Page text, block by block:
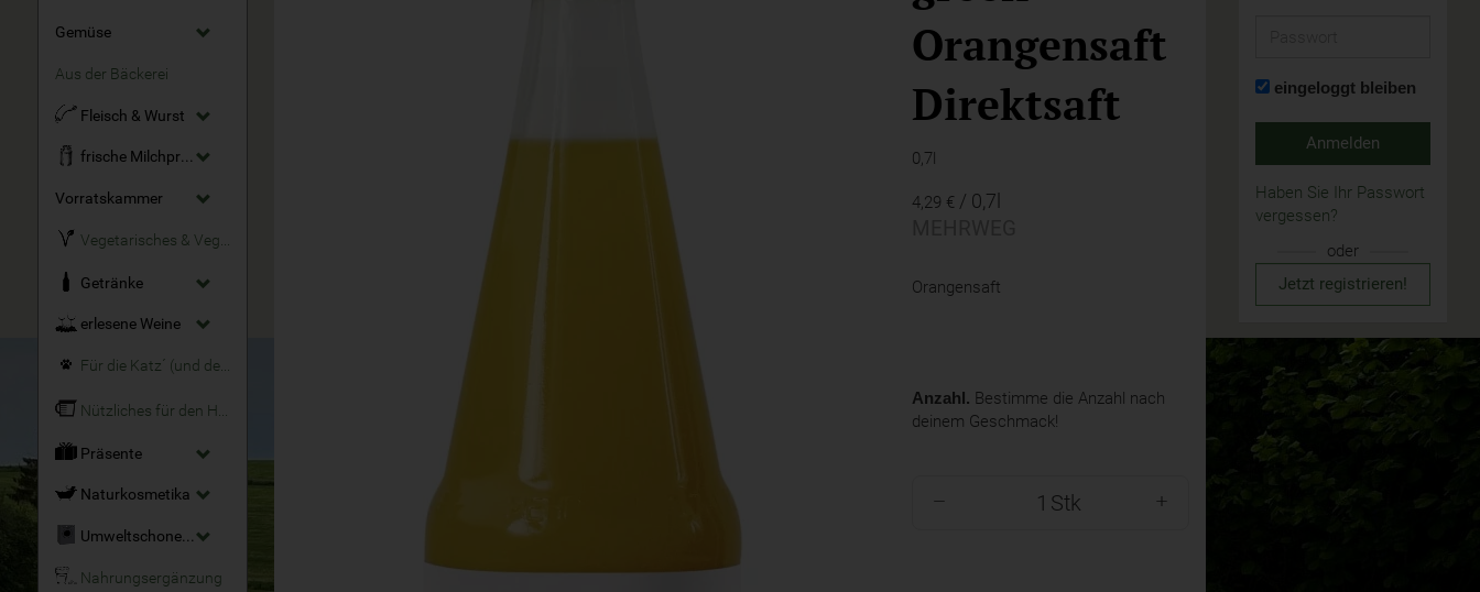
Gemüse
Aus der Bäckerei
Fleisch & Wurst
frische Milchprodukte
Vorratskammer
Getränke
erlesene Weine
Für die Katz´ (und den Hund)
Präsente
Naturkosmetika
Umweltschonende Reinigungsmittel
Nahrungsergänzung
Orangensaft
Direktsaft
0,7l
4,29 € / 0,7l
Orangensaft
Anzahl. Bestimme die Anzahl nach
deinem Geschmack!
Stk
eingeloggt bleiben
Anmelden
Haben Sie Ihr Passwort
vergessen?
oder
Jetzt registrieren!